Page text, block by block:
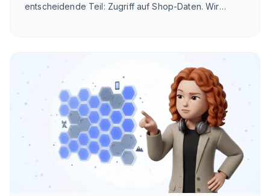
entscheidende Teil: Zugriff auf Shop-Daten. Wir